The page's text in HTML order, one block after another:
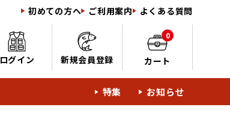
初めての方へ ご利用案内 よくある質問
ログイン 新規会員登録
0
カート
特集 お知らせ